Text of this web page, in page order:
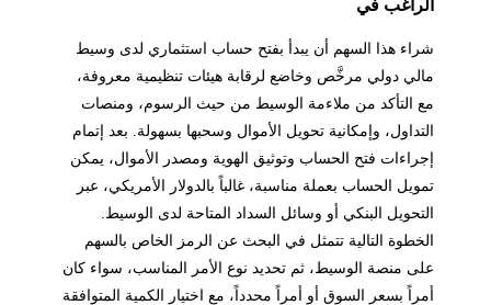
الراغب في
شراء هذا السهم أن يبدأ بفتح حساب استثماري لدى وسيط
مالي دولي مرخَّص وخاضع لرقابة هيئات تنظيمية معروفة،
مع التأكد من ملاءمة الوسيط من حيث الرسوم، ومنصات
التداول، وإمكانية تحويل الأموال وسحبها بسهولة. بعد إتمام
إجراءات فتح الحساب وتوثيق الهوية ومصدر الأموال، يمكن
تمويل الحساب بعملة مناسبة، غالباً بالدولار الأمريكي، عبر
التحويل البنكي أو وسائل السداد المتاحة لدى الوسيط.
الخطوة التالية تتمثل في البحث عن الرمز الخاص بالسهم
على منصة الوسيط، ثم تحديد نوع الأمر المناسب، سواء كان
أمراً بسعر السوق أو أمراً محدداً، مع اختيار الكمية المتوافقة